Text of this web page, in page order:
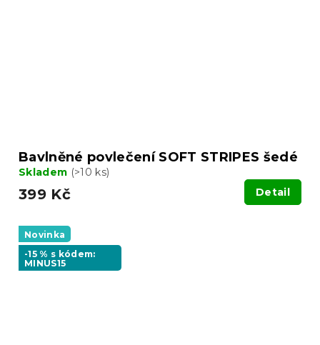
Bavlněné povlečení SOFT STRIPES šedé
Skladem (>10 ks)
399 Kč Detail
Novinka
-15 % s kódem:
MINUS15